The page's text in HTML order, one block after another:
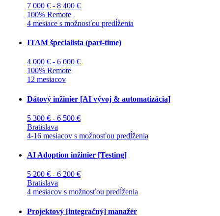
7 000 € - 8 400 €
100% Remote
4 mesiace s možnosťou predĺženia
ITAM špecialista (part-time)
4 000 € - 6 000 €
100% Remote
12 mesiacov
Dátový inžinier [AI vývoj & automatizácia]
5 300 € - 6 500 €
Bratislava
4-16 mesiacov s možnosťou predĺženia
AI Adoption inžinier [Testing]
5 200 € - 6 200 €
Bratislava
4 mesiacov s možnosťou predĺženia
Projektový [integračný] manažér